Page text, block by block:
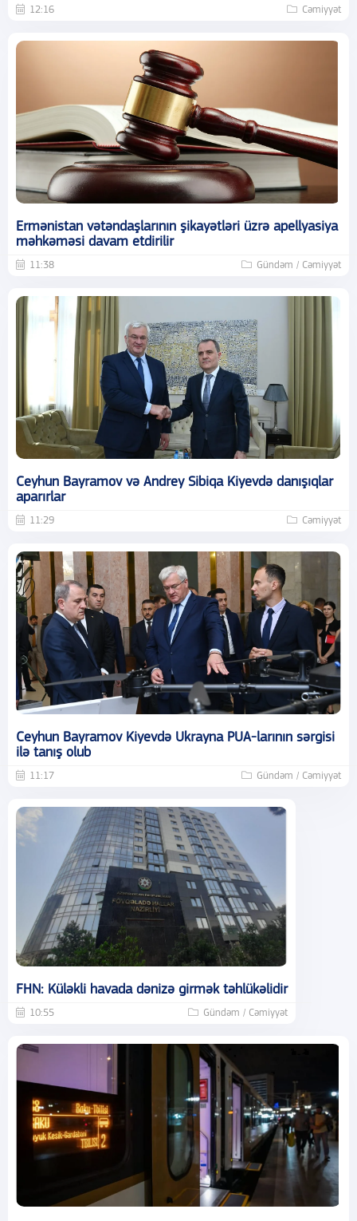
12:16 Cəmiyyət
Ermənistan vətəndaşlarının şikayətləri üzrə apellyasiya
məhkəməsi davam etdirilir
11:38 Gündəm / Cəmiyyət
Ceyhun Bayramov və Andrey Sibiqa Kiyevdə danışıqlar
aparırlar
11:29 Cəmiyyət
Ceyhun Bayramov Kiyevdə Ukrayna PUA-larının sərgisi
ilə tanış olub
11:17 Gündəm / Cəmiyyət
FHN: Küləkli havada dənizə girmək təhlükəlidir
10:55 Gündəm / Cəmiyyət